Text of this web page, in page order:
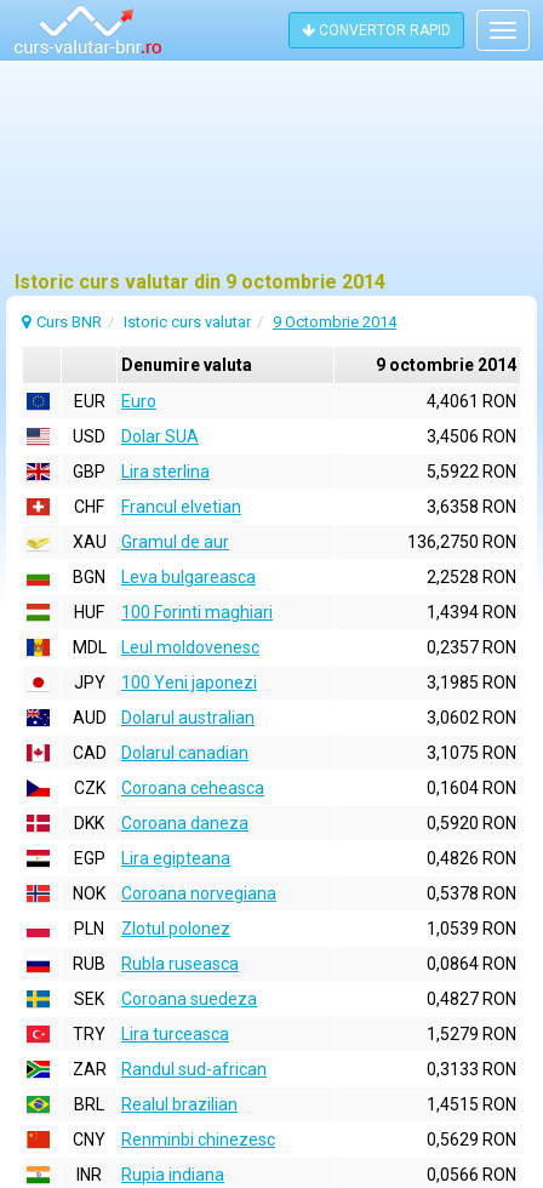
CONVERTOR RAPID
Istoric curs valutar din 9 octombrie 2014
Curs BNR Istoric curs valutar 9 Octombrie 2014
Denumire valuta
9 octombrie 2014
EUR
Euro
4,4061 RON
USD
Dolar SUA
3,4506 RON
GBP
Lira sterlina
5,5922 RON
CHF
Francul elvetian
3,6358 RON
XAU
Gramul de aur
136,2750 RON
BGN
Leva bulgareasca
2,2528 RON
HUF
100 Forinti maghiari
1,4394 RON
MDL
Leul moldovenesc
0,2357 RON
JPY
100 Yeni japonezi
3,1985 RON
AUD
Dolarul australian
3,0602 RON
CAD
Dolarul canadian
3,1075 RON
CZK
Coroana ceheasca
0,1604 RON
DKK
Coroana daneza
0,5920 RON
EGP
Lira egipteana
0,4826 RON
NOK
Coroana norvegiana
0,5378 RON
PLN
Zlotul polonez
1,0539 RON
RUB
Rubla ruseasca
0,0864 RON
SEK
Coroana suedeza
0,4827 RON
TRY
Lira turceasca
1,5279 RON
ZAR
Randul sud-african
0,3133 RON
BRL
Realul brazilian
1,4515 RON
CNY
Renminbi chinezesc
0,5629 RON
INR
Rupia indiana
0,0566 RON